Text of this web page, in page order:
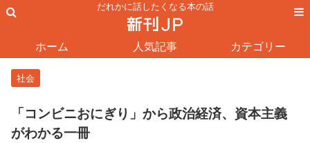
だれかに話したくなる本の話
ホーム 人気記事 カテゴリー
社会
「コンビニおにぎり」から政治経済、資本主義
がわかる一冊